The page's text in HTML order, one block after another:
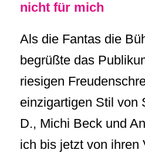
nicht für mich
Als die Fantas die
begrüßte das
riesigen
einzigartigen Stil von
D., Michi Beck und
ich bis jetzt von ihren